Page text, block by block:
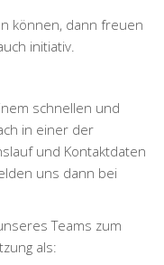
können, dann freuen
initiativ.
schnellen und
in einer der
und Kontaktdaten
uns dann bei
Teams zum
als: